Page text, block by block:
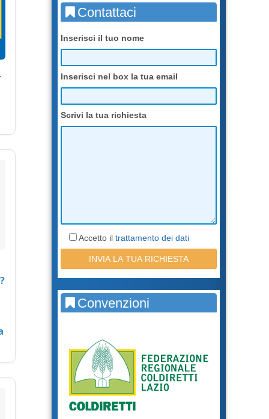
Contattaci
Inserisci il tuo nome
Inserisci nel box la tua email
Scrivi la tua richiesta
Accetto il trattamento dei dati
Convenzioni